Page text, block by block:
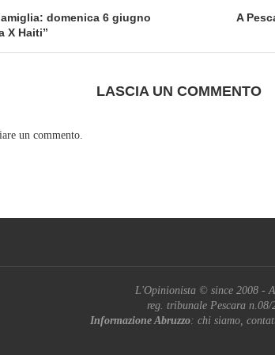
domenica 6 giugno
X Haiti”
A
LASCIA UN COMMENTO
un commento.
L'Opinionista © since 2008 -
reg. tribunale Pescara
Informazione Abruzzo: chi siamo,